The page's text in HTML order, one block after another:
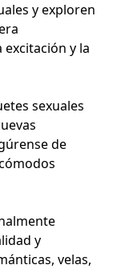
y exploren
y la
sexuales
de
y
velas,